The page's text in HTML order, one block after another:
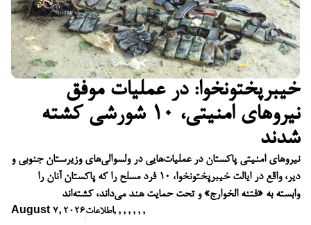
خیبرپختونخوا: در عملیات موفق
نیروهای امنیتی، ۱۰ شورشی کشته
شدند
نیروهای امنیتی پاکستان در عملیات‌هایی در ولسوالی‌های وزیرستان جنوبی و
دیر، واقع در ایالت خیبرپختونخوا، ۱۰ فرد مسلح را که پاکستان آنان را
وابسته به «فتنه الخوارج» و تحت حمایت هند می‌داند، کشته‌اند
August 7, 2026اطلاعات, , , , , , ,